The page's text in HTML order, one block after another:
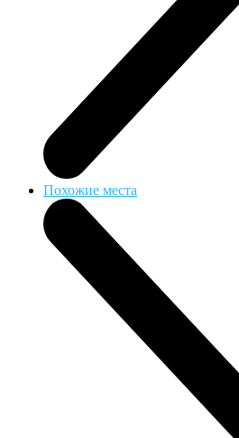
Похожие места